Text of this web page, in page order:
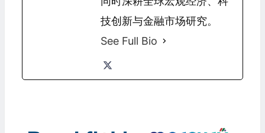
技创新与金融市场研究。
See Full Bio